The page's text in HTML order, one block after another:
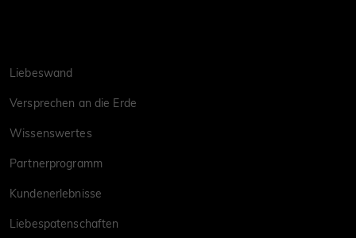
Liebeswand
Versprechen an die Erde
Wissenswertes
Partnerprogramm
Kundenerlebnisse
Liebespatenschaften